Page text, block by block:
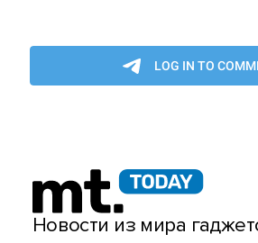
Новости из мира